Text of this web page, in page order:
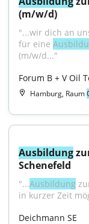
(m/w/d)
"...wir dich an
für eine
(m/w/d..."
Forum B + V Oil
Hamburg, Raum
Ausbildung
Schenefeld
"...Ausbildung
in kurzer Zeit
Deichmann SE